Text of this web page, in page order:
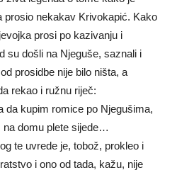
prosio nekakav Krivokapić. Kako
prosi po kazivanju i
su došli na Njeguše, saznali i
prosidbe nije bilo ništa, a
rekao i ružnu riječ:
da kupim romice po Njegušima,
na domu plete sijede…
te uvrede je, tobož, prokleo i
i ono od tada, kažu, nije